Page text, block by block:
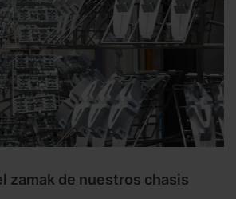
zamak de nuestros chasis